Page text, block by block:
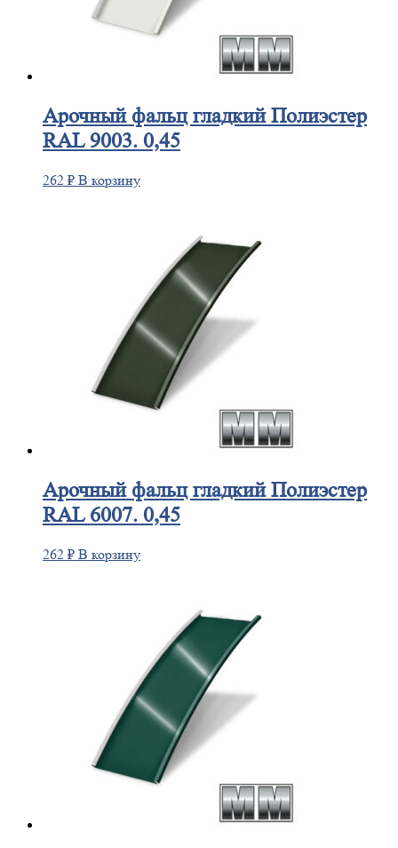
Арочныйфальц гладкий Полиэстер
RAL 9003. 0,45
262 ₽ В корзину
Арочныйфальц гладкий Полиэстер
RAL 6007. 0,45
262 ₽ В корзину